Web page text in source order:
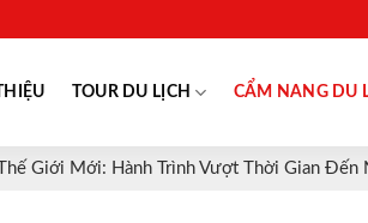
TOUR DU LỊCH CẨM NANG DU
Giới Mới: Hành Trình Vượt Thời Gian Đến